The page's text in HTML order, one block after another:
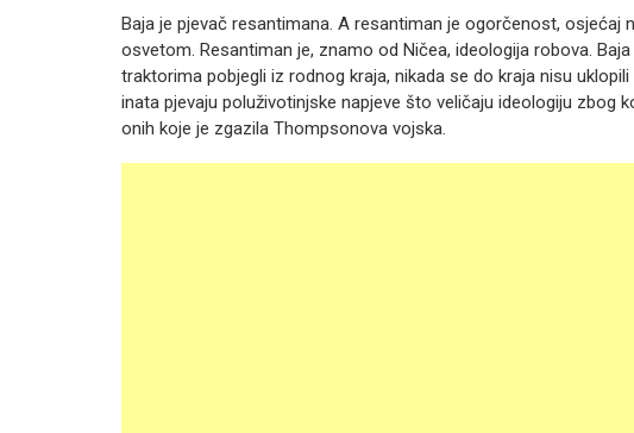
Baja je pjevač resantimana. A resantiman je ogorčenost, osjećaj
osvetom. Resantiman je, znamo od Ničea, ideologija robova.
traktorima pobjegli iz rodnog kraja, nikada se do kraja nisu
inata pjevaju poluživotinjske napjeve što veličaju ideologiju zbog
onih koje je zgazila Thompsonova vojska.